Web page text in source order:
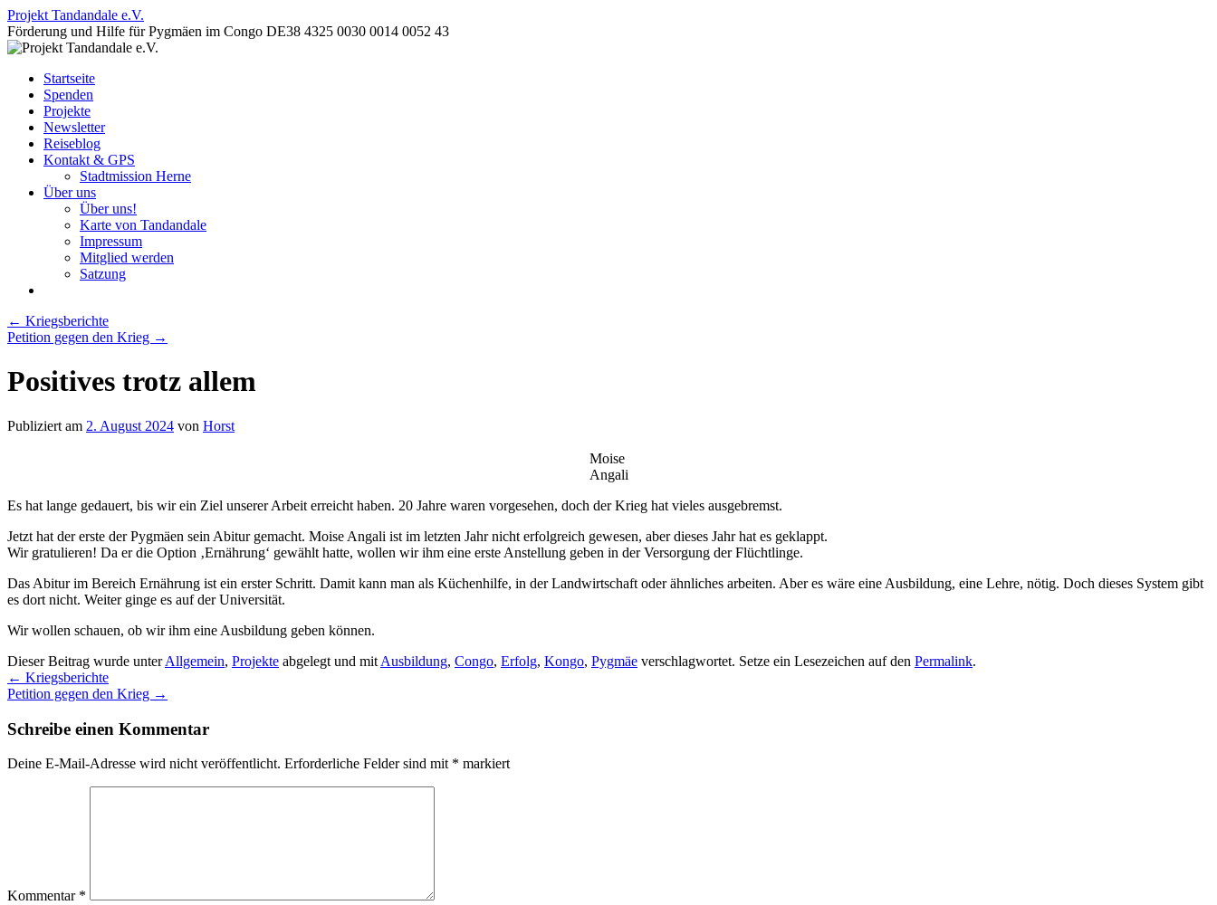
Projekt Tandandale e.V.
Förderung und Hilfe für Pygmäen im Congo DE38 4325 0030 0014 0052 43
Zum
Inhalt
springen
Startseite
Spenden
Projekte
Newsletter
Reiseblog
Kontakt & GPS
Stadtmission Herne
Über uns
Über uns!
Karte von Tandandale
Impressum
Mitglied werden
Satzung
← Kriegsberichte
Petition gegen den Krieg →
Positives trotz allem
Publiziert am 2. August 2024 von Horst
Moise
Angali
Es hat lange gedauert, bis wir ein Ziel unserer Arbeit erreicht haben. 20 Jahre waren vorgesehen, doch der Krieg hat vieles ausgebremst.
Jetzt hat der erste der Pygmäen sein Abitur gemacht. Moise Angali ist im letzten Jahr nicht erfolgreich gewesen, aber dieses Jahr hat es geklappt.
Wir gratulieren! Da er die Option ‚Ernährung‘ gewählt hatte, wollen wir ihm eine erste Anstellung geben in der Versorgung der Flüchtlinge.
Das Abitur im Bereich Ernährung ist ein erster Schritt. Damit kann man als Küchenhilfe, in der Landwirtschaft oder ähnliches arbeiten. Aber es wäre eine Ausbildung, eine Lehre, nötig. Doch dieses System gibt
es dort nicht. Weiter ginge es auf der Universität.
Wir wollen schauen, ob wir ihm eine Ausbildung geben können.
Dieser Beitrag wurde unterAllgemein, Projekte abgelegt und mit Ausbildung, Congo, Erfolg, Kongo, Pygmäe verschlagwortet. Setze ein Lesezeichen auf den Permalink.
← Kriegsberichte
Petition gegen den Krieg →
Schreibe einen Kommentar
Deine E-Mail-Adresse wird nicht veröffentlicht. Erforderliche Felder sind mit * markiert
Kommentar *